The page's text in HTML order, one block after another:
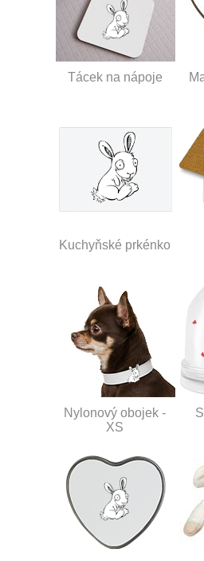
Tácek na nápoje
Kuchyňské prkénko
Nylonový obojek -
XS